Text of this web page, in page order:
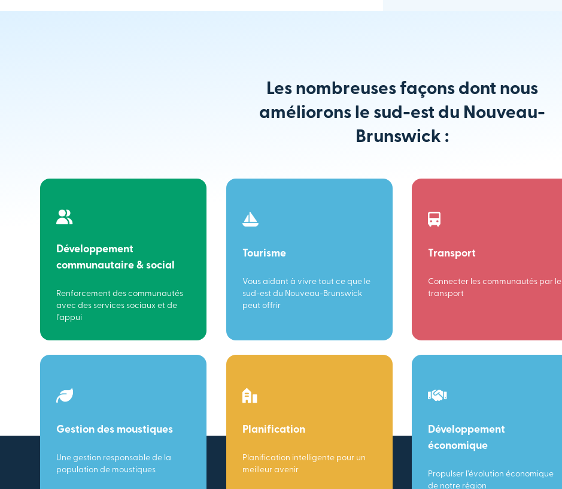
Les nombreuses façons dont nous
améliorons le sud-est du Nouveau-
Brunswick :
Développement
communautaire & social
Renforcement des communautés
avec des services sociaux et de
l’appui
Tourisme
Vous aidant à vivre tout ce que le
sud-est du Nouveau-Brunswick
peut offrir
Transport
Connecter les communautés par le
transport
Gestion des moustiques
Une gestion responsable de la
population de moustiques
Planification
Planification intelligente pour un
meilleur avenir
Développement
économique
Propulser l’évolution économique
de notre région